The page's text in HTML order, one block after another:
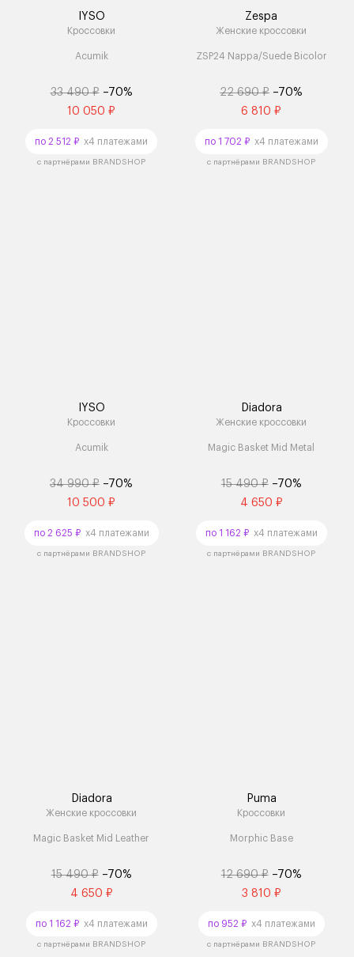
IYSO
Кроссовки
Acumik
33 490 ₽ –70%
10 050 ₽
по 2 512 ₽ x4 платежами
с партнёрами BRANDSHOP
Zespa
Женские кроссовки
ZSP24 Nappa/Suede Bicolor
22 690 ₽ –70%
6 810 ₽
по 1 702 ₽x4 платежами
с партнёрами BRANDSHOP
IYSO
Кроссовки
Acumik
34 990 ₽ –70%
10 500 ₽
по 2 625 ₽x4 платежами
с партнёрами BRANDSHOP
Diadora
Женские кроссовки
Magic Basket Mid Metal
15 490 ₽ –70%
4 650 ₽
по 1 162 ₽x4 платежами
с партнёрами BRANDSHOP
Diadora
Женские кроссовки
Magic Basket Mid Leather
15 490 ₽ –70%
4 650 ₽
по 1 162 ₽x4 платежами
с партнёрами BRANDSHOP
Puma
Кроссовки
Morphic Base
12 690 ₽ –70%
3 810 ₽
по 952 ₽x4 платежами
с партнёрами BRANDSHOP